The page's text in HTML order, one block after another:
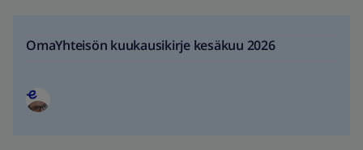
OmaYhteisön kuukausikirje kesäkuu 2026